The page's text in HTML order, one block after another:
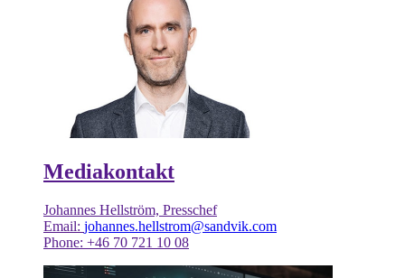
Mediakontakt
Johannes Hellström, Presschef
Email: johannes.hellstrom@sandvik.com
Phone: +46 70 721 10 08